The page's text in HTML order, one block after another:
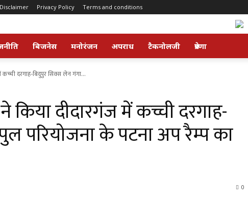
Disclaimer Privacy Policy Terms and conditions
बिजनेस मनोरंजन अपराध टैकनोलजी प्रेरणा
कच्ची दरगाह-बिदुपुर सिक्स लेन गंगा...
किया दीदारगंज में कच्ची दरगाह-
परियोजना के पटना अप रैम्प का
0